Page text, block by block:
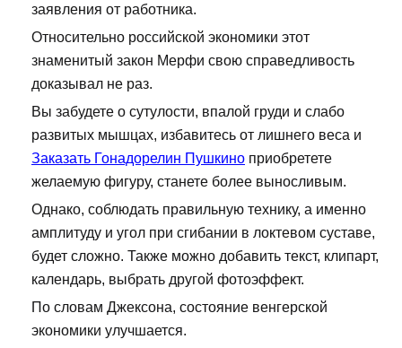
заявления от работника.
Относительно российской экономики этот
знаменитый закон Мерфи свою справедливость
доказывал не раз.
Вы забудете о сутулости, впалой груди и слабо
развитых мышцах, избавитесь от лишнего веса и
Заказать Гонадорелин Пушкино приобретете
желаемую фигуру, станете более выносливым.
Однако, соблюдать правильную технику, а именно
амплитуду и угол при сгибании в локтевом суставе,
будет сложно. Также можно добавить текст, клипарт,
календарь, выбрать другой фотоэффект.
По словам Джексона, состояние венгерской
экономики улучшается.